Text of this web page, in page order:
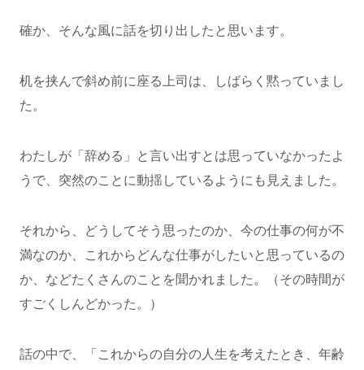
確か、そんな風に話を切り出したと思います。
机を挟んで斜め前に座る上司は、しばらく黙っていまし
た。
わたしが「辞める」と言い出すとは思っていなかったよ
うで、突然のことに動揺しているようにも見えました。
それから、どうしてそう思ったのか、今の仕事の何が不
満なのか、これからどんな仕事がしたいと思っているの
か、などたくさんのことを聞かれました。（その時間が
すごくしんどかった。）
話の中で、「これからの自分の人生を考えたとき、年齢